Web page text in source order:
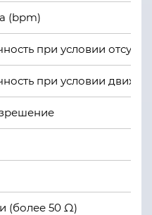
(bpm)
при условии
при условии
(более 50 Ω)